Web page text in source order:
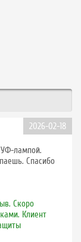
2026-02-18
лампой.
Спасибо
Скоро
Клиент